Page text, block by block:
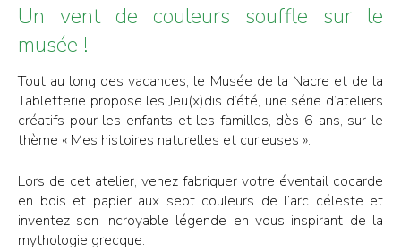
Un vent de couleurs souffle sur le
musée !
Tout au long des vacances, le Musée de la Nacre et de la
Tabletterie propose les Jeu(x)dis d’été, une série d’ateliers
créatifs pour les enfants et les familles, dès 6 ans, sur le
thème « Mes histoires naturelles et curieuses ».
Lors de cet atelier, venez fabriquer votre éventail cocarde
en bois et papier aux sept couleurs de l’arc céleste et
inventez son incroyable légende en vous inspirant de la
mythologie grecque.